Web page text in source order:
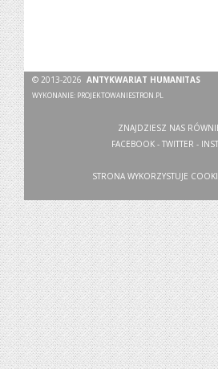
© 2013-2026ANTYKWARIAT HUMANITAS
WYKONANIE: PROJEKTOWANIESTRON.PL
ZNAJDZIESZ NAS
FACEBOOK - TWITTER -
STRONA WYKORZYSTUJE